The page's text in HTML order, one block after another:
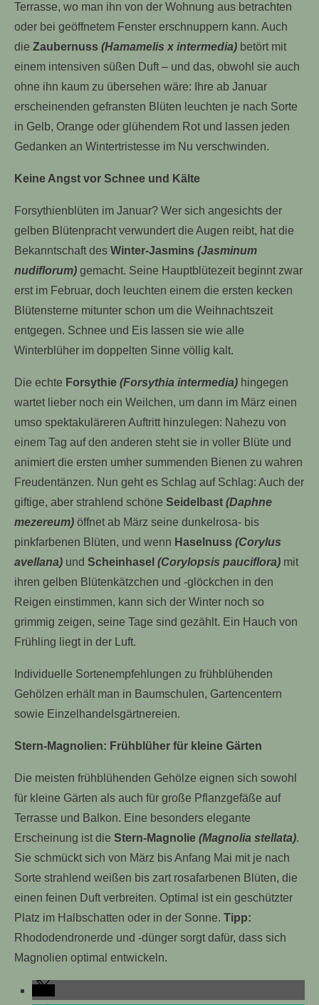
Terrasse, wo man ihn von der Wohnung aus betrachten
oder bei geöffnetem Fenster erschnuppern kann. Auch
die Zaubernuss (Hamamelis x intermedia) betört mit
einem intensiven süßen Duft – und das, obwohl sie auch
ohne ihn kaum zu übersehen wäre: Ihre ab Januar
erscheinenden gefransten Blüten leuchten je nach Sorte
in Gelb, Orange oder glühendem Rot und lassen jeden
Gedanken an Wintertristesse im Nu verschwinden.
Keine Angst vor Schnee und Kälte
Forsythienblüten im Januar? Wer sich angesichts der
gelben Blütenpracht verwundert die Augen reibt, hat die
Bekanntschaft des Winter-Jasmins (Jasminum
nudiflorum) gemacht. Seine Hauptblütezeit beginnt zwar
erst im Februar, doch leuchten einem die ersten kecken
Blütensterne mitunter schon um die Weihnachtszeit
entgegen. Schnee und Eis lassen sie wie alle
Winterblüher im doppelten Sinne völlig kalt.
Die echte Forsythie (Forsythia intermedia) hingegen
wartet lieber noch ein Weilchen, um dann im März einen
umso spektakuläreren Auftritt hinzulegen: Nahezu von
einem Tag auf den anderen steht sie in voller Blüte und
animiert die ersten umher summenden Bienen zu wahren
Freudentänzen. Nun geht es Schlag auf Schlag: Auch der
giftige, aber strahlend schöne Seidelbast (Daphne
mezereum) öffnet ab März seine dunkelrosa- bis
pinkfarbenen Blüten, und wenn Haselnuss (Corylus
avellana) und Scheinhasel (Corylopsis pauciflora) mit
ihren gelben Blütenkätzchen und -glöckchen in den
Reigen einstimmen, kann sich der Winter noch so
grimmig zeigen, seine Tage sind gezählt. Ein Hauch von
Frühling liegt in der Luft.
Individuelle Sortenempfehlungen zu frühblühenden
Gehölzen erhält man in Baumschulen, Gartencentern
sowie Einzelhandelsgärtnereien.
Stern-Magnolien: Frühblüher für kleine Gärten
Die meisten frühblühenden Gehölze eignen sich sowohl
für kleine Gärten als auch für große Pflanzgefäße auf
Terrasse und Balkon. Eine besonders elegante
Erscheinung ist die Stern-Magnolie (Magnolia stellata).
Sie schmückt sich von März bis Anfang Mai mit je nach
Sorte strahlend weißen bis zart rosafarbenen Blüten, die
einen feinen Duft verbreiten. Optimal ist ein geschützter
Platz im Halbschatten oder in der Sonne. Tipp:
Rhododendronerde und -dünger sorgt dafür, dass sich
Magnolien optimal entwickeln.